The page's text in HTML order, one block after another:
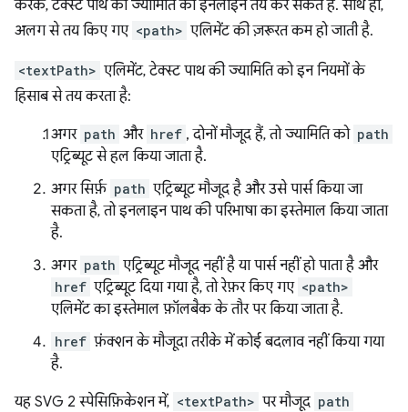
करके, टेक्स्ट पाथ की ज्यामिति को इनलाइन तय कर सकते हैं. साथ ही,
अलग से तय किए गए <path> एलिमेंट की ज़रूरत कम हो जाती है.
<textPath> एलिमेंट, टेक्स्ट पाथ की ज्यामिति को इन नियमों के
हिसाब से तय करता है:
अगर path और href , दोनों मौजूद हैं, तो ज्यामिति को path
एट्रिब्यूट से हल किया जाता है.
अगर सिर्फ़ path एट्रिब्यूट मौजूद है और उसे पार्स किया जा
सकता है, तो इनलाइन पाथ की परिभाषा का इस्तेमाल किया जाता
है.
अगर path एट्रिब्यूट मौजूद नहीं है या पार्स नहीं हो पाता है और
href एट्रिब्यूट दिया गया है, तो रेफ़र किए गए <path>
एलिमेंट का इस्तेमाल फ़ॉलबैक के तौर पर किया जाता है.
href फ़ंक्शन के मौजूदा तरीके में कोई बदलाव नहीं किया गया
है.
यह SVG 2 स्पेसिफ़िकेशन में, <textPath> पर मौजूद path